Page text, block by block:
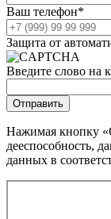
Ваш телефон*
Защита от
Введите слово на
Нажимая кнопку
дееспособность,
данных в